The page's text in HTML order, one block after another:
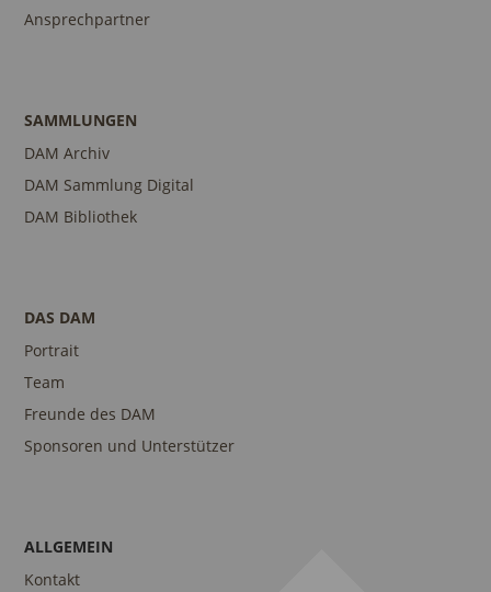
Ansprechpartner
SAMMLUNGEN
DAM Archiv
DAM Sammlung Digital
DAM Bibliothek
DAS DAM
Portrait
Team
Freunde des DAM
Sponsoren und Unterstützer
ALLGEMEIN
Kontakt